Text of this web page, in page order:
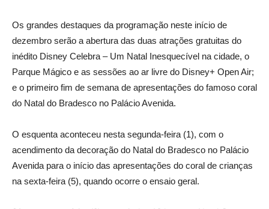
Os grandes destaques da programação neste início de
dezembro serão a abertura das duas atrações gratuitas do
inédito Disney Celebra – Um Natal Inesquecível na cidade, o
Parque Mágico e as sessões ao ar livre do Disney+ Open Air;
e o primeiro fim de semana de apresentações do famoso coral
do Natal do Bradesco no Palácio Avenida.
O esquenta aconteceu nesta segunda-feira (1), com o
acendimento da decoração do Natal do Bradesco no Palácio
Avenida para o início das apresentações do coral de crianças
na sexta-feira (5), quando ocorre o ensaio geral.